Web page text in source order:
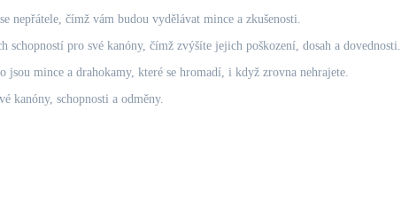
nepřátele, čímž vám budou vydělávat mince a zkušenosti.
schopností pro své kanóny, čímž zvýšíte jejich poškození, dosah a dovednosti.
jsou mince a drahokamy, které se hromadí, i když zrovna nehrajete.
kanóny, schopnosti a odměny.